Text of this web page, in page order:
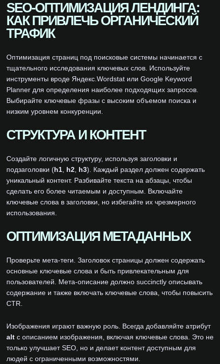
SEO-ОПТИМИЗАЦИЯ ЛЕНДИНГА:
КАК ПРИВЛЕЧЬ ОРГАНИЧЕСКИЙ
ТРАФИК
Оптимизация страниц под поисковые системы начинается с
тщательного исследования ключевых слов. Используйте
инструменты вроде Яндекс.Wordstat или Google Keyword
Planner для определения наиболее подходящих запросов.
Выбирайте ключевые фразы с высоким объемом поиска и
низким уровнем конкуренции.
СТРУКТУРА И КОНТЕНТ
Создайте логичную структуру, используя заголовки и
подзаголовки (h1 h2 h3). Каждый раздел должен содержать
уникальный контент. Разбивайте текста на абзацы, чтобы
сделать его более читаемым и доступным. Включайте
ключевые слова в заголовки, но избегайте их чрезмерного
использования.
ОПТИМИЗАЦИЯ МЕТАДАННЫХ
Проверьте мета-теги. Заголовок страницы должен содержать
основные ключевые слова и быть привлекательным для
пользователей. Мета-описание должно succinctly описывать
содержание и также включать ключевые слова, чтобы повысить
CTR.
Изображения играют важную роль. Всегда добавляйте атрибут
alt с описанием изображения, включая ключевые слова. Это не
только улучшает SEO, но и делает контент доступным для
людей с ограниченными возможностями.